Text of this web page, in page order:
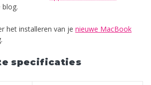
blog.
het installeren van je nieuwe MacBook
specificaties